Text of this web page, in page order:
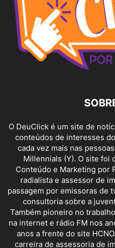
O DeuClick é um site de
conteúdos de interesses
cada vez mais nas
Millennials (Y). O site foi
Conteúdo e Marketing por
radialista e assessor de
passagem por emissoras de
consultoria sobre a
Também pioneiro no
na internet e rádio FM nos
anos a frente do site
carreira de assessoria de